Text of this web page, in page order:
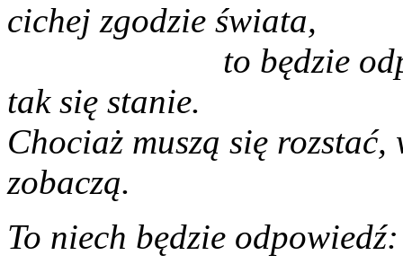
cichej
to będzie
tak się
Chociaż muszą się rozstać,
zobaczą.
To niech będzie